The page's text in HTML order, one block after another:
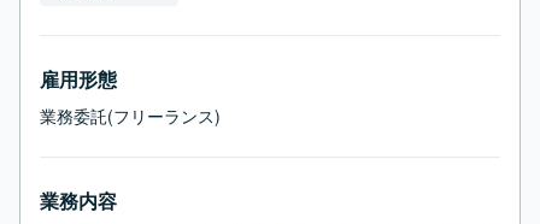
雇用形態
業務委託(フリーランス)
業務内容